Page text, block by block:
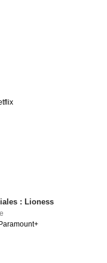
: Lioness